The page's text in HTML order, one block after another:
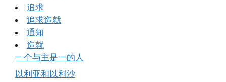
追求
追求造就
通知
造就
一个与主是一的人
以利亚和以利沙